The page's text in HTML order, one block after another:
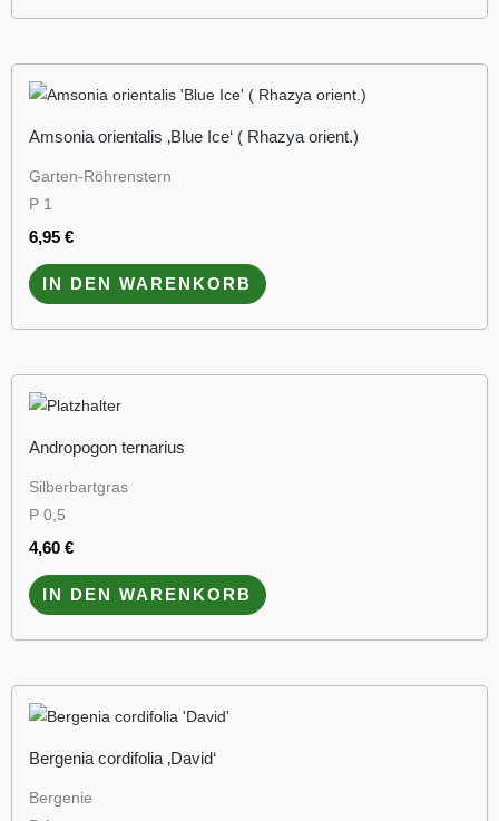
Amsonia orientalis ‚Blue Ice‘ ( Rhazya orient.)
Garten-Röhrenstern
P 1
6,95 €
IN DEN WARENKORB
Andropogon ternarius
Silberbartgras
P 0,5
4,60 €
IN DEN WARENKORB
Bergenia cordifolia ‚David‘
Bergenie